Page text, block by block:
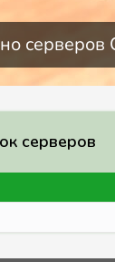
серверов
серверов